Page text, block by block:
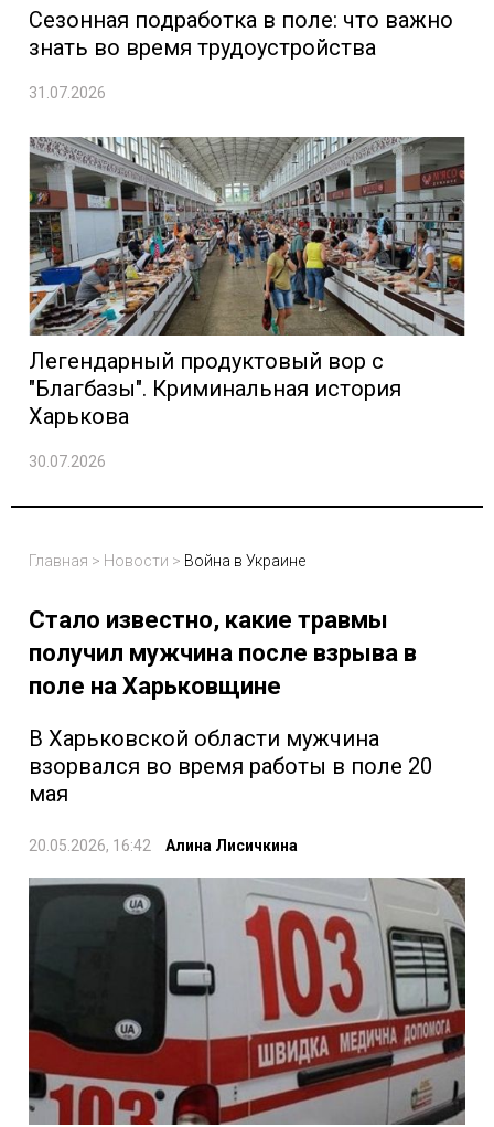
Сезонная подработка в поле: что важно
знать во время трудоустройства
31.07.2026
Легендарный продуктовый вор с
"Благбазы". Криминальная история
Харькова
30.07.2026
Главная > Новости > Война в Украине
Стало известно, какие травмы
получил мужчина после взрыва в
поле на Харьковщине
В Харьковской области мужчина
взорвался во время работы в поле 20
мая
20.05.2026, 16:42 Алина Лисичкина